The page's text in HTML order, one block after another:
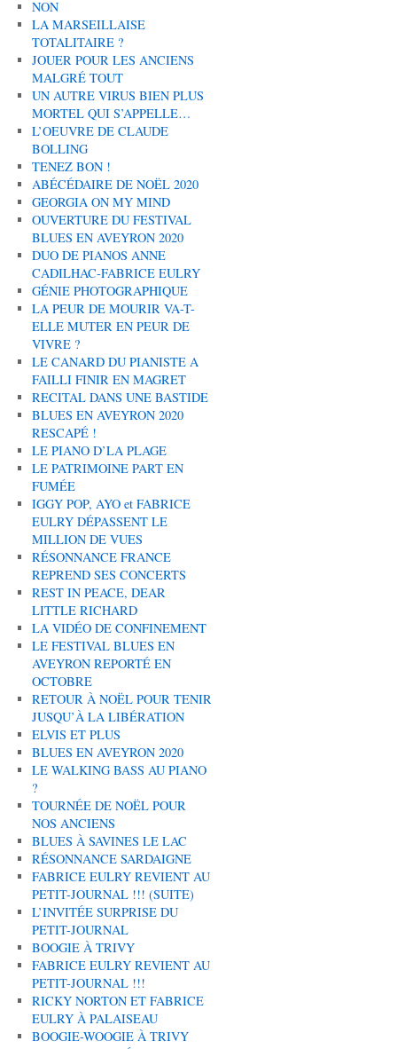
NON
LA MARSEILLAISE
TOTALITAIRE ?
JOUER POUR LES ANCIENS
MALGRÉ TOUT
UN AUTRE VIRUS BIEN PLUS
MORTEL QUI S’APPELLE…
L’OEUVRE DE CLAUDE
BOLLING
TENEZ BON !
ABÉCÉDAIRE DE NOËL 2020
GEORGIA ON MY MIND
OUVERTURE DU FESTIVAL
BLUES EN AVEYRON 2020
DUO DE PIANOS ANNE
CADILHAC-FABRICE EULRY
GÉNIE PHOTOGRAPHIQUE
LA PEUR DE MOURIR VA-T-
ELLE MUTER EN PEUR DE
VIVRE ?
LE CANARD DU PIANISTE A
FAILLI FINIR EN MAGRET
RECITAL DANS UNE BASTIDE
BLUES EN AVEYRON 2020
RESCAPÉ !
LE PIANO D’LA PLAGE
LE PATRIMOINE PART EN
FUMÉE
IGGY POP, AYO et FABRICE
EULRY DÉPASSENT LE
MILLION DE VUES
RÉSONNANCE FRANCE
REPREND SES CONCERTS
REST IN PEACE, DEAR
LITTLE RICHARD
LA VIDÉO DE CONFINEMENT
LE FESTIVAL BLUES EN
AVEYRON REPORTÉ EN
OCTOBRE
RETOUR À NOËL POUR TENIR
JUSQU’À LA LIBÉRATION
ELVIS ET PLUS
BLUES EN AVEYRON 2020
LE WALKING BASS AU PIANO
?
TOURNÉE DE NOËL POUR
NOS ANCIENS
BLUES À SAVINES LE LAC
RÉSONNANCE SARDAIGNE
FABRICE EULRY REVIENT AU
PETIT-JOURNAL !!! (SUITE)
L’INVITÉE SURPRISE DU
PETIT-JOURNAL
BOOGIE À TRIVY
FABRICE EULRY REVIENT AU
PETIT-JOURNAL !!!
RICKY NORTON ET FABRICE
EULRY À PALAISEAU
BOOGIE-WOOGIE À TRIVY